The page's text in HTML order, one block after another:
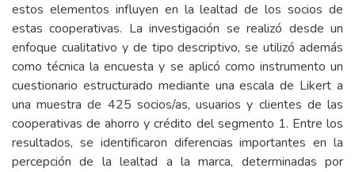
estos elementos influyen en la lealtad de los socios de
estas cooperativas. La investigación se realizó desde un
enfoque cualitativo y de tipo descriptivo, se utilizó además
como técnica la encuesta y se aplicó como instrumento un
cuestionario estructurado mediante una escala de Likert a
una muestra de 425 socios/as, usuarios y clientes de las
cooperativas de ahorro y crédito del segmento 1. Entre los
resultados, se identificaron diferencias importantes en la
percepción de la lealtad a la marca, determinadas por